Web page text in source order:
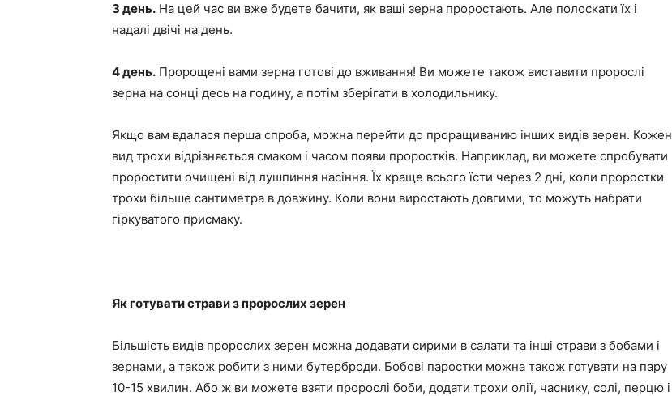
3 день. На цей час ви вже будете бачити, як ваші зерна проростають. Але полоскати їх і
надалі двічі на день.
4 день. Пророщені вами зерна готові до вживання! Ви можете також виставити пророслі
зерна на сонці десь на годину, а потім зберігати в холодильнику.
Якщо вам вдалася перша спроба, можна перейти до проращиванию інших видів зерен. Кожен
вид трохи відрізняється смаком і часом появи проростків. Наприклад, ви можете спробувати
проростити очищені від лушпиння насіння. Їх краще всього їсти через 2 дні, коли проростки
трохи більше сантиметра в довжину. Коли вони виростають довгими, то можуть набрати
гіркуватого присмаку.
Як готувати страви з пророслих зерен
Більшість видів пророслих зерен можна додавати сирими в салати та інші страви з бобами і
зернами, а також робити з ними бутерброди. Бобові паростки можна також готувати на пару
10-15 хвилин. Або ж ви можете взяти пророслі боби, додати трохи олії, часнику, солі, перцю і